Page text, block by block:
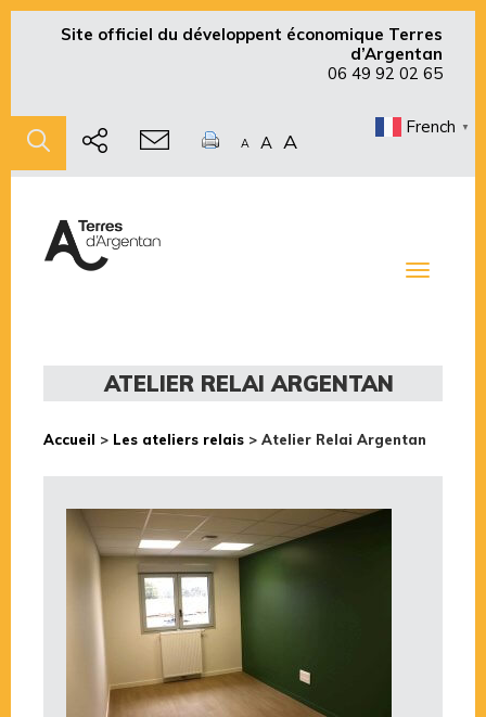
Site officiel du développent économique Terres
d’Argentan
06 49 92 02 65
A A A
French ▼
Toggle
ATELIER RELAI ARGENTAN
Accueil > Les ateliers relais > Atelier Relai Argentan